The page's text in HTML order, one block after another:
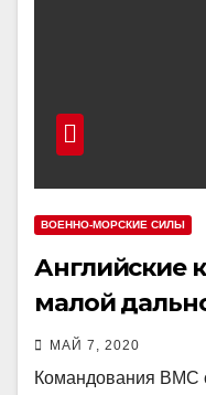
ВОЕННО-МОРСКИЕ СИЛЫ
Английские
малой
МАЙ 7, 2020
Командования ВМС